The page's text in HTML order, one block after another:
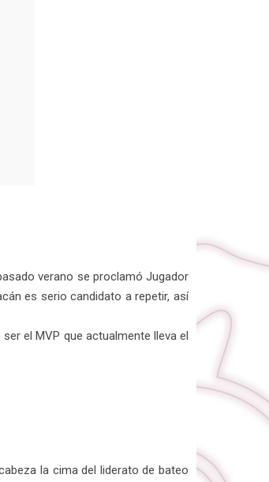
verano se proclamó Jugador
es serio candidato a repetir, así
el MVP que actualmente lleva el
la cima del liderato de bateo